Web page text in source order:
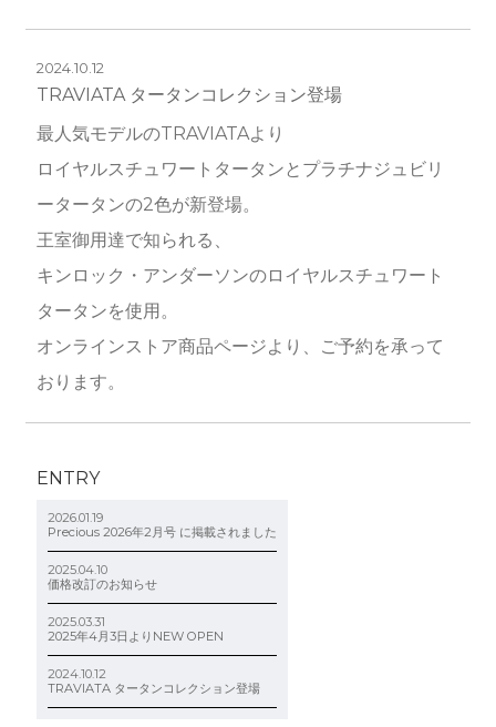
2024.10.12
TRAVIATA タータンコレクション登場
最人気モデルのTRAVIATAより
ロイヤルスチュワートタータンとプラチナジュビリ
ータータンの2色が新登場。
王室御用達で知られる、
キンロック・アンダーソンのロイヤルスチュワート
タータンを使用。
オンラインストア商品ページより、ご予約を承って
おります。
ENTRY
2026.01.19
Precious 2026年2月号 に掲載されました
2025.04.10
価格改訂のお知らせ
2025.03.31
2025年4月3日よりNEW OPEN
2024.10.12
TRAVIATA タータンコレクション登場